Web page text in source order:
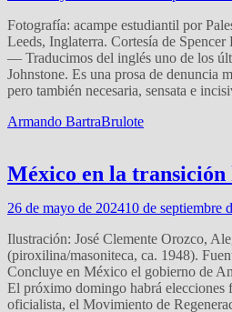
Fotografía: acampe estudiantil por
Leeds, Inglaterra. Cortesía de
— Traducimos del inglés uno de los
Johnstone. Es una prosa de denuncia
pero también necesaria, sensata e
Armando BartraBrulote
México en la transición
26 de mayo de 202410 de septiembre
Ilustración: José Clemente Orozco,
(piroxilina/masoniteca, ca. 1948).
Concluye en México el gobierno de
El próximo domingo habrá elecciones
oficialista, el Movimiento de